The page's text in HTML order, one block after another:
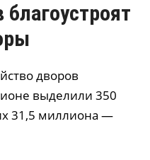
дворов
выделили 350
31,5 миллиона —